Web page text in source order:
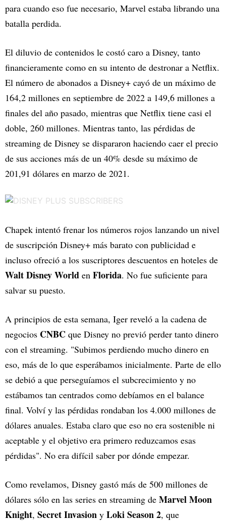
para cuando eso fue necesario, Marvel estaba librando una
batalla perdida.
El diluvio de contenidos le costó caro a Disney, tanto
financieramente como en su intento de destronar a Netflix.
El número de abonados a Disney+ cayó de un máximo de
164,2 millones en septiembre de 2022 a 149,6 millones a
finales del año pasado, mientras que Netflix tiene casi el
doble, 260 millones. Mientras tanto, las pérdidas de
streaming de Disney se dispararon haciendo caer el precio
de sus acciones más de un 40% desde su máximo de
201,91 dólares en marzo de 2021.
Chapek intentó frenar los números rojos lanzando un nivel
de suscripción Disney+ más barato con publicidad e
incluso ofreció a los suscriptores descuentos en hoteles de
Walt Disney World en Florida. No fue suficiente para
salvar su puesto.
A principios de esta semana, Iger reveló a la cadena de
negocios CNBC que Disney no previó perder tanto dinero
con el streaming. "Subimos perdiendo mucho dinero en
eso, más de lo que esperábamos inicialmente. Parte de ello
se debió a que perseguíamos el subcrecimiento y no
estábamos tan centrados como debíamos en el balance
final. Volví y las pérdidas rondaban los 4.000 millones de
dólares anuales. Estaba claro que eso no era sostenible ni
aceptable y el objetivo era primero reduzcamos esas
pérdidas". No era difícil saber por dónde empezar.
Como revelamos, Disney gastó más de 500 millones de
dólares sólo en las series en streaming de Marvel Moon
Knight, Secret Invasion y Loki Season 2, que